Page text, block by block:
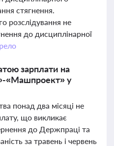
стягнення.
розслідування не
до дисциплінарної
зарплати на
«Машпроект» у
понад два місяці не
що викликає
до Держпраці та
за травень і червень